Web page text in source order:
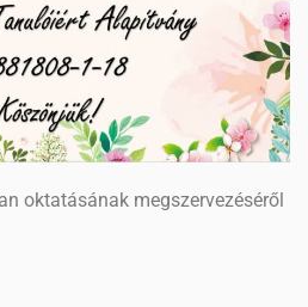
oktatásának megszervezéséről